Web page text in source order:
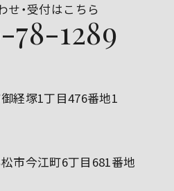
せ・受付はこちら
78-1289
経塚1丁目476番地1
市今江町6丁目681番地